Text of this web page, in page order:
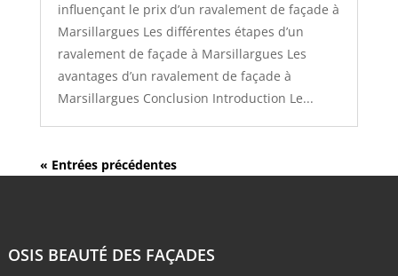
influençant le prix d’un ravalement de façade à
Marsillargues Les différentes étapes d’un
ravalement de façade à Marsillargues Les
avantages d’un ravalement de façade à
Marsillargues Conclusion Introduction Le...
« Entrées précédentes
OSIS BEAUTÉ DES FAÇADES